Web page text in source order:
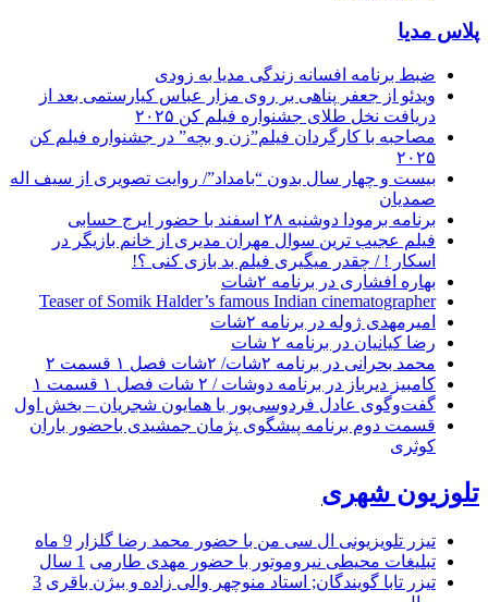
پلاس مدیا
ضبط برنامه افسانه زندگی مدیا به زودی
ویدئو از جعفر پناهی بر روی مزار عباس کیارستمی بعد از
دریافت نخل طلای جشنواره فیلم کن ۲۰۲۵
مصاحبه با کارگردان فیلم”زن و بچه” در جشنواره فیلم کن
۲۰۲۵
بیست و چهار سال بدون “بامداد”/ روایت تصویری از سیف اله
صمدیان
برنامه برمودا دوشنبه ۲۸ اسفند با حضور ایرج حسابی
فیلم عجیب ترین سوال مهران مدیری از خانم بازیگر در
اسکار ! / چقدر میگیری فیلم بد بازی کنی ؟!
بهاره افشاری در برنامه ۲شات
Teaser of Somik Halder’s famous Indian cinematographer
امیرمهدی ژوله در برنامه ۲شات
رضا کیانیان در برنامه ۲ شات
محمد بحرانی در برنامه ۲شات/ ۲شات فصل ۱ قسمت ۲
کامبیز دیرباز در برنامه دوشات / ۲ شات فصل ۱ قسمت ۱
گفت‌وگوی عادل فردوسی‌پور با همایون شجریان – بخش اول
قسمت دوم برنامه پیشگوی پژمان جمشیدی باحضور باران
کوثری
تلوزیون شهری
تیزر تلویزیونی ال سی من با حضور محمد رضا گلزار 9 ماه
تبلیغات محیطی نیروموتور با حضور مهدی طارمی 1 سال
تیزر تابا گویندگان; استاد منوچهر والی زاده و بیژن باقری 3